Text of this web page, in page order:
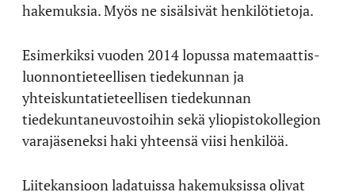
hakemuksia. Myös ne sisälsivät henkilötietoja.
Esimerkiksi vuoden 2014 lopussa matemaattis-
luonnontieteellisen tiedekunnan ja
yhteiskuntatieteellisen tiedekunnan
tiedekuntaneuvostoihin sekä yliopistokollegion
varajäseneksi haki yhteensä viisi henkilöä.
Liitekansioon ladatuissa hakemuksissa olivat